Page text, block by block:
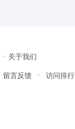
关于我们
留言反馈 访问排行